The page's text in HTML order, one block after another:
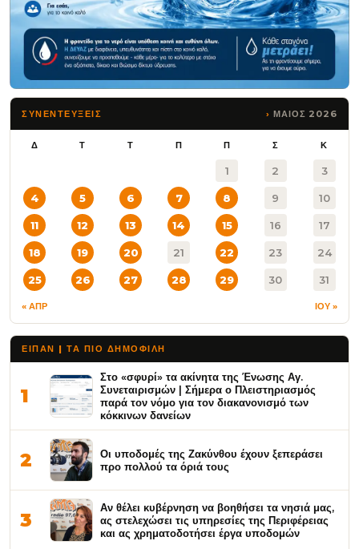
ΣΥΝΕΝΤΕΥΞΕΙΣ ΜΑΙΟΣ 2026
Δ Τ Τ Π Π Σ Κ
1 2 3
4 5 6 7 8 9 10
11 12 13 14 15 16 17
18 19 20 21 22 23 24
25 26 27 28 29 30 31
« ΑΠΡ ΙΟΥ »
ΕΙΠΑΝ | ΤΑ ΠΙΟ ΔΗΜΟΦΙΛΉ
1
Στο «σφυρί» τα ακίνητα της Ένωσης Αγ.
Συνεταιρισμών | Σήμερα ο Πλειστηριασμός
παρά τον νόμο για τον διακανονισμό των
κόκκινων δανείων
2
Οι υποδομές της Ζακύνθου έχουν ξεπεράσει
προ πολλού τα όριά τους
3
Αν θέλει κυβέρνηση να βοηθήσει τα νησιά μας,
ας στελεχώσει τις υπηρεσίες της Περιφέρειας
και ας χρηματοδοτήσει έργα υποδομών